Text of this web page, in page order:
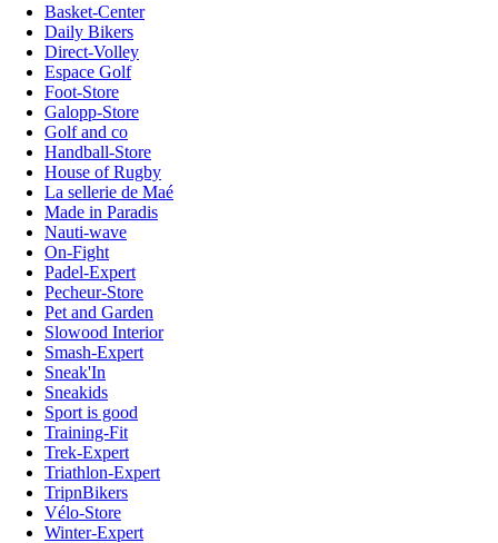
Basket-Center
Daily Bikers
Direct-Volley
Espace Golf
Foot-Store
Galopp-Store
Golf and co
Handball-Store
House of Rugby
La sellerie de Maé
Made in Paradis
Nauti-wave
On-Fight
Padel-Expert
Pecheur-Store
Pet and Garden
Slowood Interior
Smash-Expert
Sneak'In
Sneakids
Sport is good
Training-Fit
Trek-Expert
Triathlon-Expert
TripnBikers
Vélo-Store
Winter-Expert